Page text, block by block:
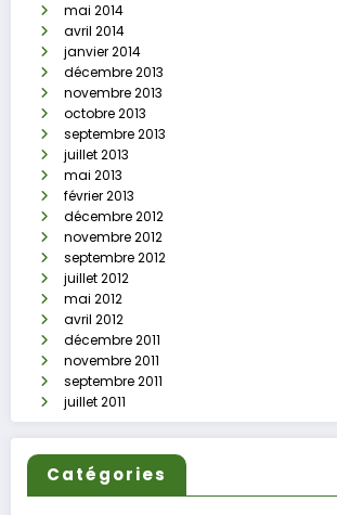
mai 2014
avril 2014
janvier 2014
décembre 2013
novembre 2013
octobre 2013
septembre 2013
juillet 2013
mai 2013
février 2013
décembre 2012
novembre 2012
septembre 2012
juillet 2012
mai 2012
avril 2012
décembre 2011
novembre 2011
septembre 2011
juillet 2011
Catégories